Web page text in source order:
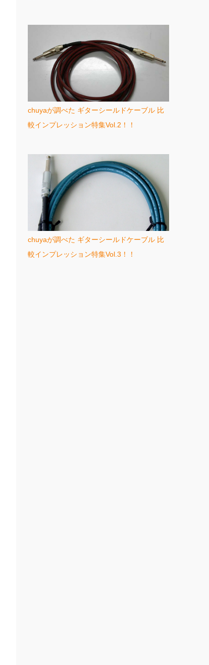
chuyaが調べた ギターシールドケーブル 比
較インプレッション特集Vol.2！！
chuyaが調べた ギターシールドケーブル 比
較インプレッション特集Vol.3！！